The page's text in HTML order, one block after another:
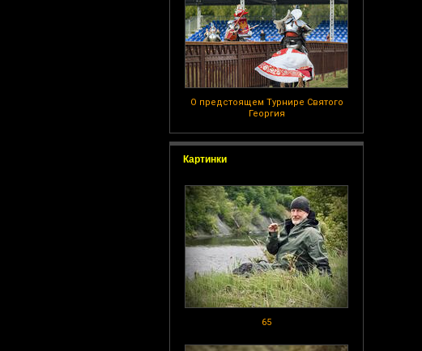
О предстоящем Турнире Святого
Георгия
Картинки
65